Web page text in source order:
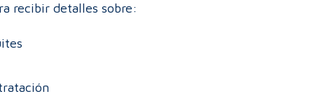
recibir detalles sobre: